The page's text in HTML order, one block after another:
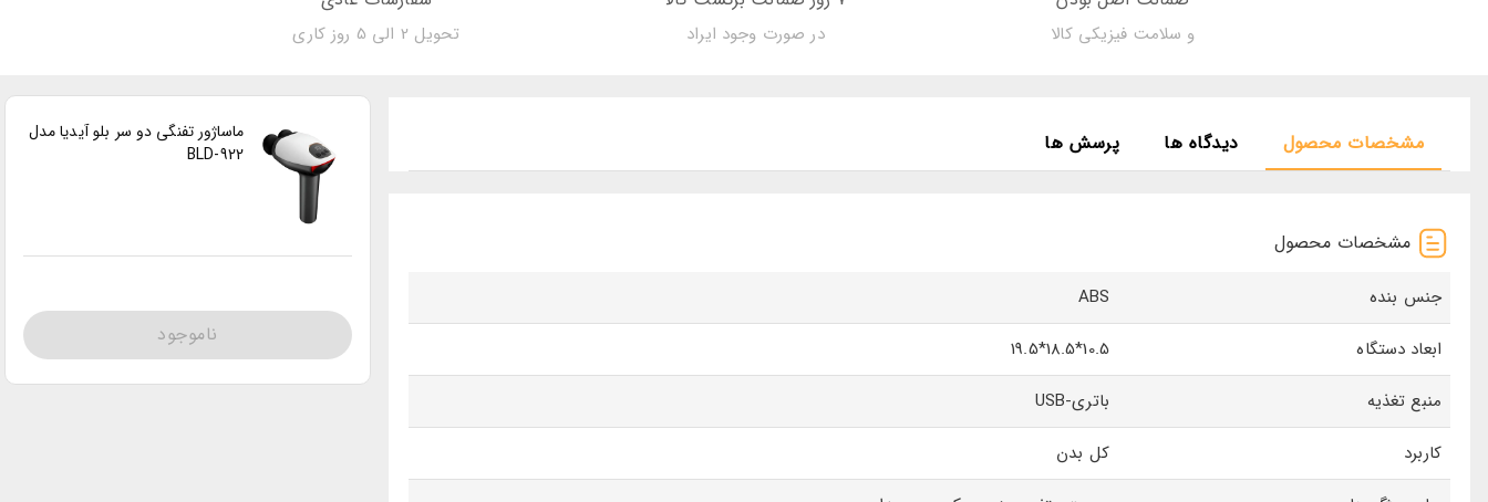
و سلامت فیزیکی کالا در صورت وجود ایراد تحویل 2 الی 5 روز کاری
مشخصات محصول دیدگاه ها پرسش ها
مشخصات محصول
جنس بنده
ABS
ابعاد دستگاه
10.5*18.5*19.5
منبع تغذیه
باتری-USB
کاربرد
کل بدن
ماساژور تفنگی دو سر بلو آیدیا مدل
BLD-922
ناموجود